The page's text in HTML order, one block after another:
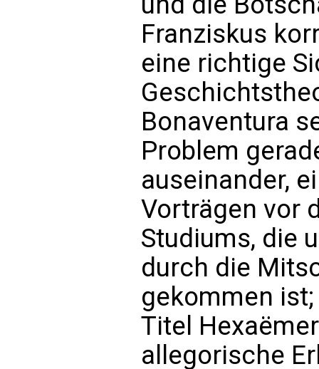
Franziskus
eine richtige
Bonaventura
Problem
auseinander,
Vorträgen vor
Studiums, die
durch die
gekommen
Titel
allegorische